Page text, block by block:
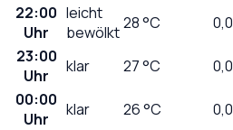
22:00
Uhr
leicht
bewölkt28°C 0,0
23:00
Uhr
klar 27°C 0,0
00:00
Uhr
klar 26°C 0,0